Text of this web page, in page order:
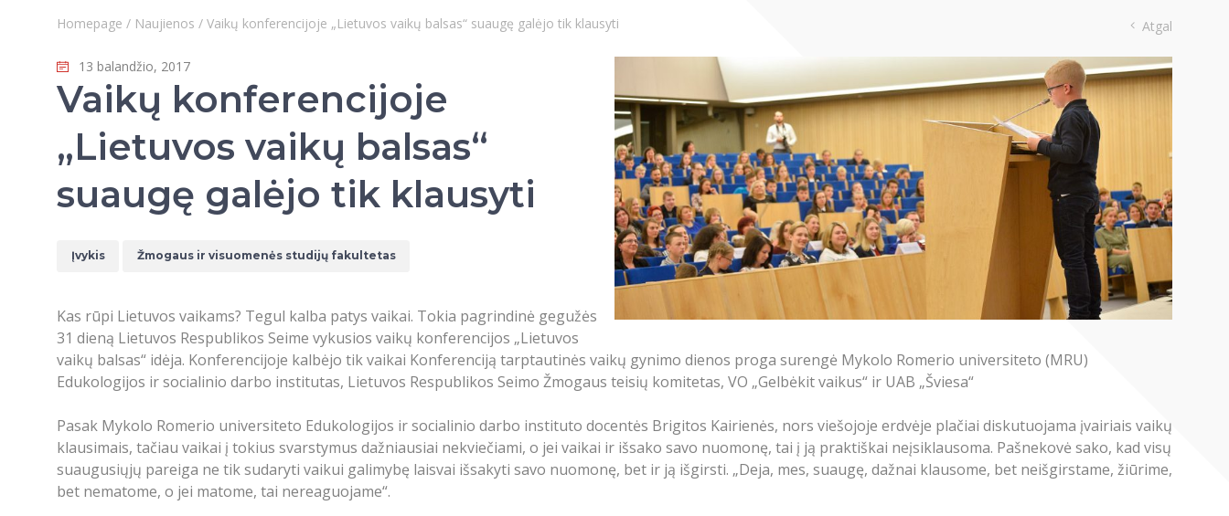
Homepage / Naujienos / Vaikų konferencijoje „Lietuvos vaikų balsas“ suaugę galėjo tik klausyti Atgal
13 balandžio, 2017
Vaikų konferencijoje
„Lietuvos vaikų balsas“
suaugę galėjo tik klausyti
Įvykis Žmogaus ir visuomenės studijų fakultetas
Kas rūpi Lietuvos vaikams? Tegul kalba patys vaikai. Tokia pagrindinė gegužės
31 dieną Lietuvos Respublikos Seime vykusios vaikų konferencijos „Lietuvos
vaikų balsas“ idėja. Konferencijoje kalbėjo tik vaikai Konferenciją tarptautinės vaikų gynimo dienos proga surengė Mykolo Romerio universiteto (MRU)
Edukologijos ir socialinio darbo institutas, Lietuvos Respublikos Seimo Žmogaus teisių komitetas, VO „Gelbėkit vaikus“ ir UAB „Šviesa“
Pasak Mykolo Romerio universiteto Edukologijos ir socialinio darbo instituto docentės Brigitos Kairienės, nors viešojoje erdvėje plačiai diskutuojama įvairiais vaikų
klausimais, tačiau vaikai į tokius svarstymus dažniausiai nekviečiami, o jei vaikai ir išsako savo nuomonę, tai į ją praktiškai neįsiklausoma. Pašnekovė sako, kad visų
suaugusiųjų pareiga ne tik sudaryti vaikui galimybę laisvai išsakyti savo nuomonę, bet ir ją išgirsti. „Deja, mes, suaugę, dažnai klausome, bet neišgirstame, žiūrime,
bet nematome, o jei matome, tai nereaguojame“.